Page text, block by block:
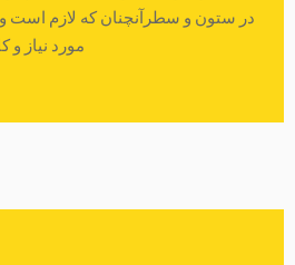
در ستون و سطرآنچنان که لازم است
مورد نیاز و